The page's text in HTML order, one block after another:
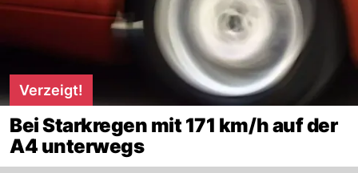
Verzeigt!
Bei Starkregen mit 171 km/h auf der
A4 unterwegs